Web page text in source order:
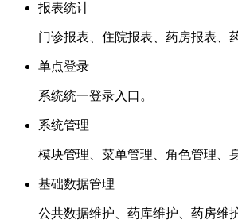
报表统计
门诊报表、住院报表、药房报表、
单点登录
系统统一登录入口。
系统管理
模块管理、菜单管理、角色管理、
基础数据管理
公共数据维护、药库维护、药房维